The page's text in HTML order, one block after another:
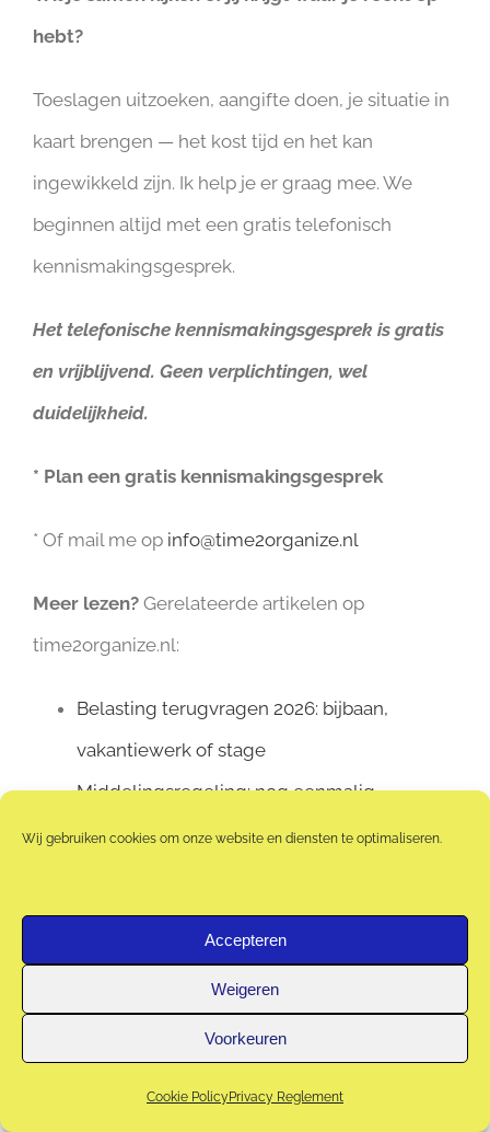
Wij gebruiken cookies om onze website en diensten te optimaliseren.
Accepteren
Weigeren
Voorkeuren
Cookie Policy Privacy Reglement
hebt?
Toeslagen uitzoeken, aangifte doen, je situatie in
kaart brengen — het kost tijd en het kan
ingewikkeld zijn. Ik help je er graag mee. We
beginnen altijd met een gratis telefonisch
kennismakingsgesprek.
Het telefonische kennismakingsgesprek is gratis
en vrijblijvend. Geen verplichtingen, wel
duidelijkheid.
* Plan een gratis kennismakingsgesprek
* Of mail me op info@time2organize.nl
Meer lezen? Gerelateerde artikelen op
time2organize.nl:
Belasting terugvragen 2026: bijbaan,
vakantiewerk of stage
Middelingsregeling: nog eenmalig
belasting terugvragen over 2022-2024
doe je dat
Aangifte inkomstenbelasting zelf doen: zo
Voorlopige aanslag 2026 controleren en